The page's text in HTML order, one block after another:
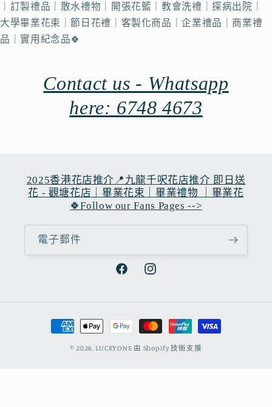
｜訂製禮品｜散水禮物｜開張花籃｜教會洗禮｜探病出院｜
大學畢業花束｜節日花禮｜客製化商品｜企業禮品｜商業禮
品｜實用紀念品🍀
Contact us - Whatsapp
here: 6748 4673
2025香港花店推介📍九龍千呎花店推介 即日送
花 - 觀塘花店｜畢業花束｜畢業禮物 ｜畢業花
🍀Follow our Fans Pages -->
電子郵件
FacebookInstagram
付
款
© 2026,LUCKYONE 由 Shopify 技術支援